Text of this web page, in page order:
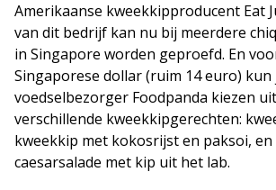
Amerikaanse kweekkipproducent Eat
van dit bedrijf kan nu bij meerdere
in Singapore worden geproefd. En
Singaporese dollar (ruim 14 euro) kun
voedselbezorger Foodpanda kiezen
verschillende kweekkipgerechten:
kweekkip met kokosrijst en paksoi, en
caesarsalade met kip uit het lab.